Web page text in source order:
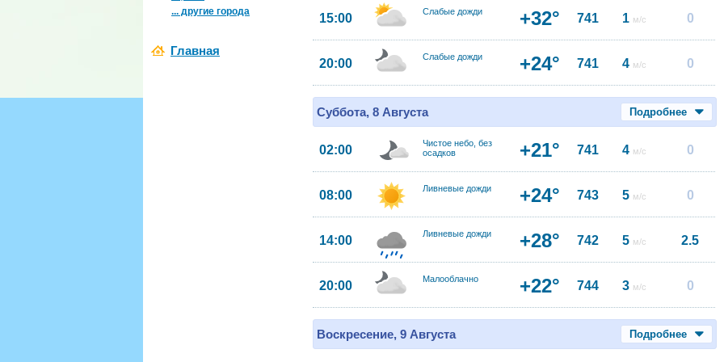
... другие города
Главная
15:00 Слабые дожди +32° 741 1 м/с 0
20:00 Слабые дожди +24° 741 4 м/с 0
Суббота, 8 Августа Подробнее
02:00
Чистое небо, без
осадков
+21° 741 4 м/с 0
08:00 Ливневые дожди +24° 743 5 м/с 0
14:00 Ливневые дожди +28° 742 5 м/с 2.5
20:00 Малооблачно +22° 744 3 м/с 0
Воскресение, 9 Августа Подробнее